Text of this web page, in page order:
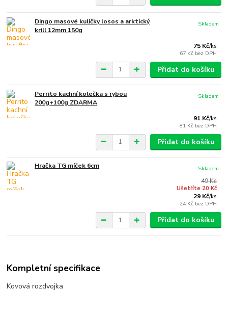
Dingo masové kuličky losos a arktický
krill 12mm 150g
75 Kč/ks
67 Kč bez DPH
Skladem
Přidat do košíku
Perrito kachní kolečka s rybou
200g+100g ZDARMA
91 Kč/ks
81 Kč bez DPH
Skladem
Přidat do košíku
Hračka TG míček 6cm
49 Kč
Ušetříte 20 Kč
29 Kč/ks
24 Kč bez DPH
Skladem
Přidat do košíku
Kompletní specifikace
Kovová rozdvojka